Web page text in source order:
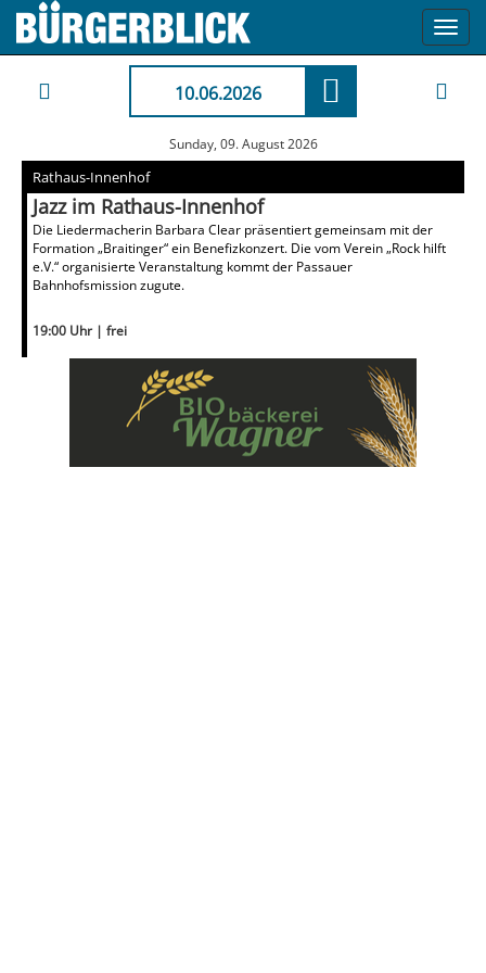
10.06.2026
Sunday, 09. August 2026
Rathaus-Innenhof
Jazz im Rathaus-Innenhof
Die Liedermacherin Barbara Clear präsentiert gemeinsam mit der
Formation „Braitinger“ ein Benefizkonzert. Die vom Verein „Rock hilft
e.V.“ organisierte Veranstaltung kommt der Passauer
Bahnhofsmission zugute.
19:00 Uhr | frei